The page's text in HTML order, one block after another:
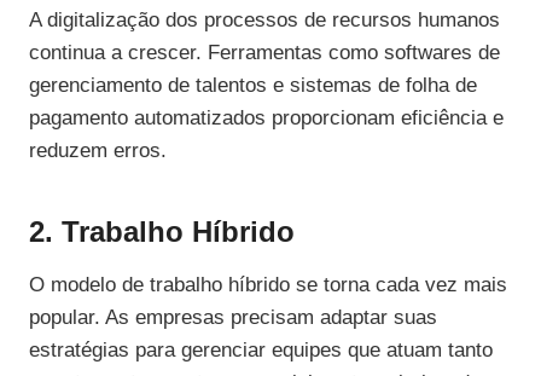
A digitalização dos processos de recursos humanos
continua a crescer. Ferramentas como softwares de
gerenciamento de talentos e sistemas de folha de
pagamento automatizados proporcionam eficiência e
reduzem erros.
2. Trabalho Híbrido
O modelo de trabalho híbrido se torna cada vez mais
popular. As empresas precisam adaptar suas
estratégias para gerenciar equipes que atuam tanto